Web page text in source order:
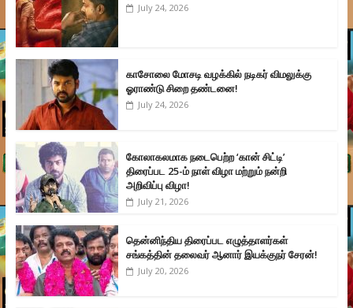
July 24, 2026
காசோலை மோசடி வழக்கில் நடிகர் விமலுக்கு
ஓராண்டு சிறை தண்டனை!
July 24, 2026
கோலாகலமாக நடைபெற்ற ‘கான் சிட்டி’
திரைப்பட 25-ம் நாள் விழா மற்றும் நன்றி
அறிவிப்பு விழா!
July 21, 2026
தென்னிந்திய திரைப்பட எழுத்தாளர்கள்
சங்கத்தின் தலைவர் ஆனார் இயக்குநர் சேரன்!
July 20, 2026